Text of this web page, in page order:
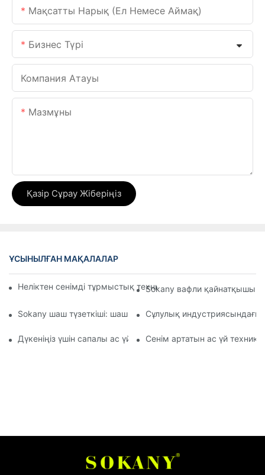
Мақсатты Нарық (ел Немесе Аймақ)
Бизнес Түрі
Компания Атауы
Мазмұны
Қазір Сұрау Жіберіңіз
ҰСЫНЫЛҒАН МАҚАЛАЛАР
Неліктен сенімді тұрмыстық техника өндірушісін таңдау
Sokany вафли қайнатқышы
Sokany шаш түзеткіші: шаш күтімі үшін тамаша шешім
Сұлулық индустриясындағы
Дүкеніңіз үшін сапалы ас үй техникасын жеткізушілерді
Сенім артатын ас үй